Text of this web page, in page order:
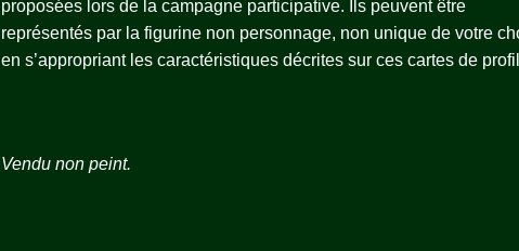
proposées lors de la campagne participative. Ils peuvent être
représentés par la figurine non personnage, non unique de votre
en s’appropriant les caractéristiques décrites sur ces cartes de
Vendu non peint.